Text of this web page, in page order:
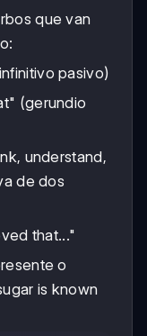
que van
pasivo)
(gerundio
understand,
de dos
that..."
o
is known